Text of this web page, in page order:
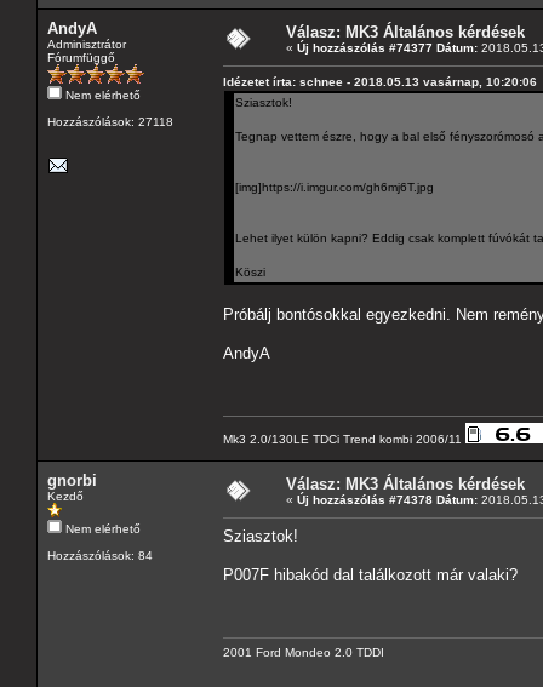
AndyA
Adminisztrátor
Fórumfüggő
Nem elérhető
Hozzászólások: 27118
Válasz: MK3 Általános kérdések
« Új hozzászólás #74377 Dátum:
Idézetet írta: schnee - 2018.05.13 vasárnap, 10:20:06
Sziasztok!
Tegnap vettem észre, hogy a bal első
[img]https://i.imgur.com/gh6mj6T.jpg
Lehet ilyet külön kapni? Eddig csak komplett fúvókát
Köszi
Próbálj bontósokkal egyezkedni. Nem
AndyA
Mk3 2.0/130LE TDCi Trend kombi 2006/11
gnorbi
Kezdő
Nem elérhető
Hozzászólások: 84
Válasz: MK3 Általános kérdések
« Új hozzászólás #74378 Dátum:
Sziasztok!
P007F hibakód dal találkozott már valaki?
2001 Ford Mondeo 2.0 TDDI